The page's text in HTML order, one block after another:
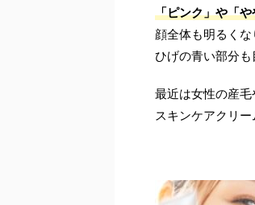
「ピンク」や「
顔全体も明るくな
ひげの青い部分も
最近は女性の産
スキンケアクリ